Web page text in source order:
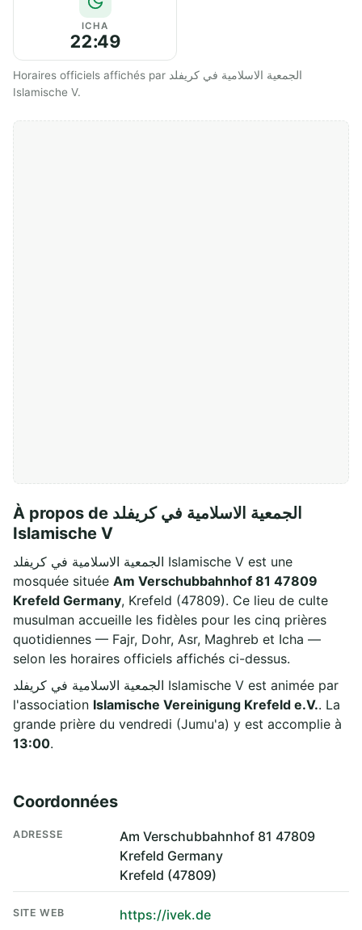
ICHA
22:49
Horaires officiels affichés par الجمعية الاسلامية في كريفلد
Islamische V.
À propos de الجمعية الاسلامية في كريفلد
Islamische V
الجمعية الاسلامية في كريفلد Islamische V est une
mosquée située Am Verschubbahnhof 81 47809
Krefeld Germany, Krefeld (47809). Ce lieu de culte
musulman accueille les fidèles pour les cinq prières
quotidiennes — Fajr, Dohr, Asr, Maghreb et Icha —
selon les horaires officiels affichés ci-dessus.
الجمعية الاسلامية في كريفلد Islamische V est animée par
l'association Islamische Vereinigung Krefeld e.V.. La
grande prière du vendredi (Jumu'a) y est accomplie à
13:00.
Coordonnées
ADRESSE
Am Verschubbahnhof 81 47809
Krefeld Germany
Krefeld (47809)
SITE WEB https://ivek.de